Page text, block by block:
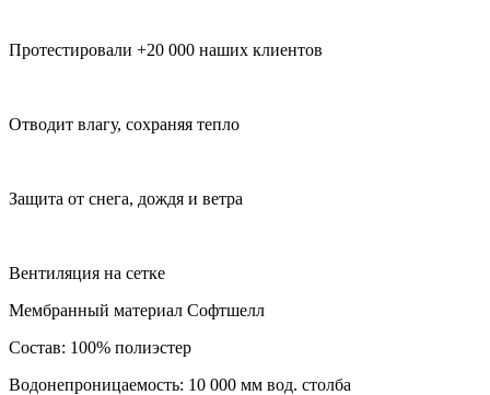
Протестировали +20 000 наших клиентов
Отводит влагу, сохраняя тепло
Защита от снега, дождя и ветра
Вентиляция на сетке
Мембранный материал Софтшелл
Состав: 100% полиэстер
Водонепроницаемость: 10 000 мм вод. столба